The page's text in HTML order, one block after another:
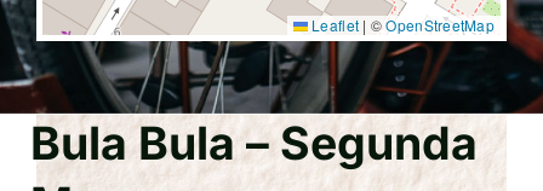
Leaflet | ©OpenStreetMap
Bula Bula – Segunda